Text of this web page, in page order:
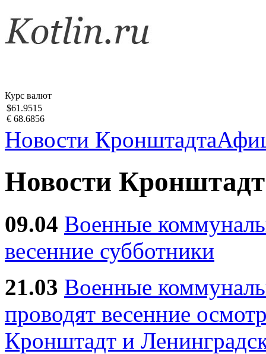
Курс валют
$61.9515
€ 68.6856
Новости Кронштадта
Новости
09.04 Военные
весенние субботники
21.03 Военные
проводят весенние
Кронштадт и